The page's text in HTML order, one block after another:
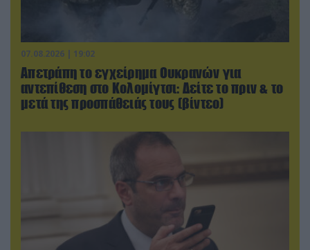
07.08.2026 | 19:02
Απετράπη το εγχείρημα Ουκρανών για
αντεπίθεση στο Κολομίγτσι: Δείτε το πριν & το
μετά της προσπάθειάς τους (βίντεο)